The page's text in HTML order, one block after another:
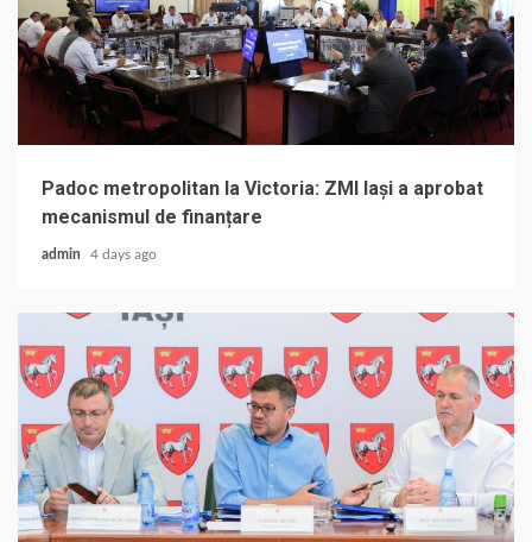
Padoc metropolitan la Victoria: ZMI Iași a aprobat
mecanismul de finanțare
admin 4 days ago